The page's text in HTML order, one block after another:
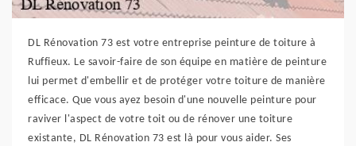
DL Rénovation 73 est votre entreprise peinture de toiture à
Ruffieux. Le savoir-faire de son équipe en matière de peinture
lui permet d'embellir et de protéger votre toiture de manière
efficace. Que vous ayez besoin d'une nouvelle peinture pour
raviver l'aspect de votre toit ou de rénover une toiture
existante, DL Rénovation 73 est là pour vous aider. Ses